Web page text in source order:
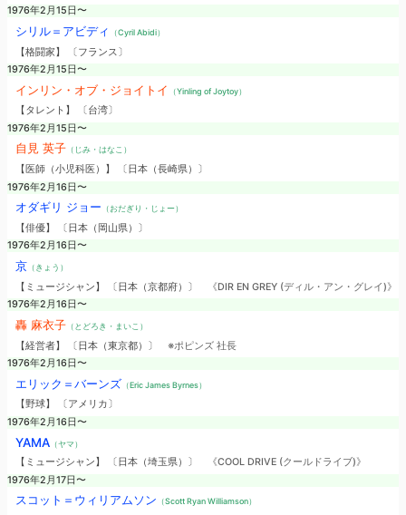
1976年2月15日〜
シリル＝アビディ （Cyril Abidi）
【格闘家】 〔フランス〕
1976年2月15日〜
インリン・オブ・ジョイトイ （Yinling of Joytoy）
【タレント】 〔台湾〕
1976年2月15日〜
自見 英子（じみ・はなこ）
【医師（小児科医）】 〔日本（長崎県）〕
1976年2月16日〜
オダギリ ジョー （おだぎり・じょー）
【俳優】 〔日本（岡山県）〕
1976年2月16日〜
京 （きょう）
【ミュージシャン】 〔日本（京都府）〕
《DIR EN GREY (ディル・アン・グレイ)》
1976年2月16日〜
轟 麻衣子（とどろき・まいこ）
【経営者】 〔日本（東京都）〕 ※ポピンズ 社長
1976年2月16日〜
エリック＝バーンズ （Eric James Byrnes）
【野球】 〔アメリカ〕
1976年2月16日〜
YAMA（ヤマ）
【ミュージシャン】 〔日本（埼玉県）〕
《COOL DRIVE (クールドライブ)》
1976年2月17日〜
スコット＝ウィリアムソン （Scott Ryan Williamson）